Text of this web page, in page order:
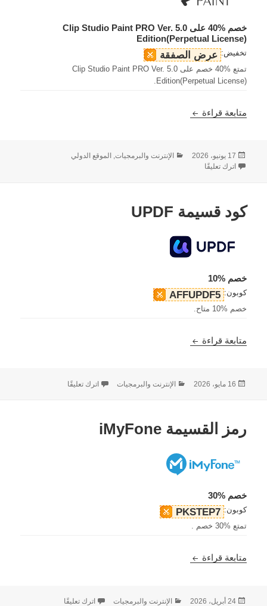
خصم %40 على Clip Studio Paint PRO Ver. 5.0
Edition(Perpetual License)
تخفيض: عرض الصفقة
تمتع %40 خصم على Clip Studio Paint PRO Ver. 5.0
Edition(Perpetual License).
متابعة قراءة كود قسيمة Clip Studio Paint
نُشرت
في
17 يونيو، 2026 التصنيفات
الإنترنت والبرمجيات, الموقع الدولي
اترك تعليقًا
كود قسيمة UPDF
خصم %10
كوبون: AFFUPDF5
خصم %10 متاح.
متابعة قراءة كود قسيمة UPDF
نُشرت
16 مايو، 2026 التصنيفات
الإنترنت والبرمجيات اترك تعليقًا
رمز القسيمة iMyFone
خصم %30
كوبون: PKSTEP7
تمتع %30 خصم .
متابعة قراءة رمز القسيمة iMyFone
نُشرت
24 أبريل، 2026 التصنيفات
الإنترنت والبرمجيات اترك تعليقًا